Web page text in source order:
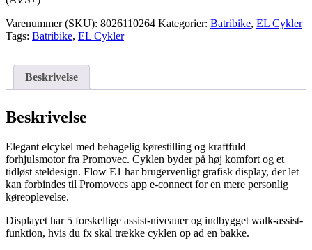
Varenummer (SKU): 8026110264 Kategorier: Batribike, EL Cykler
Tags: Batribike, EL Cykler
Beskrivelse
Beskrivelse
Elegant elcykel med behagelig kørestilling og kraftfuld
forhjulsmotor fra Promovec. Cyklen byder på høj komfort og et
tidløst steldesign. Flow E1 har brugervenligt grafisk display, der let
kan forbindes til Promovecs app e-connect for en mere personlig
køreoplevelse.
Displayet har 5 forskellige assist-niveauer og indbygget walk-assist-
funktion, hvis du fx skal trække cyklen op ad en bakke.